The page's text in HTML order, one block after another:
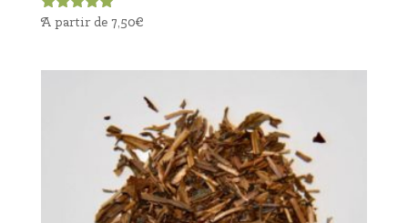
Note
A partir de 7,50€